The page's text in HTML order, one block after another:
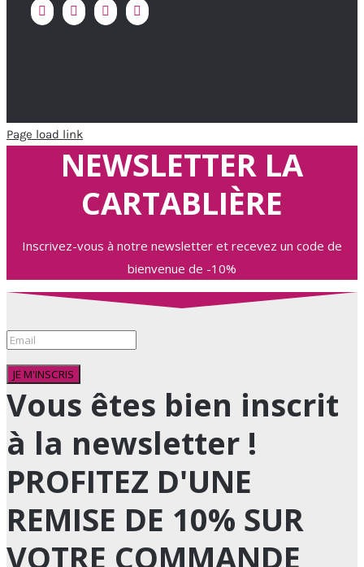
Page load link
NEWSLETTER LA
CARTABLIÈRE
Inscrivez-vous à notre newsletter et recevez un code de
bienvenue de -10%
JE M'INSCRIS
Vous êtes bien inscrit
à la newsletter !
PROFITEZ D'UNE
REMISE DE 10% SUR
VOTRE COMMANDE